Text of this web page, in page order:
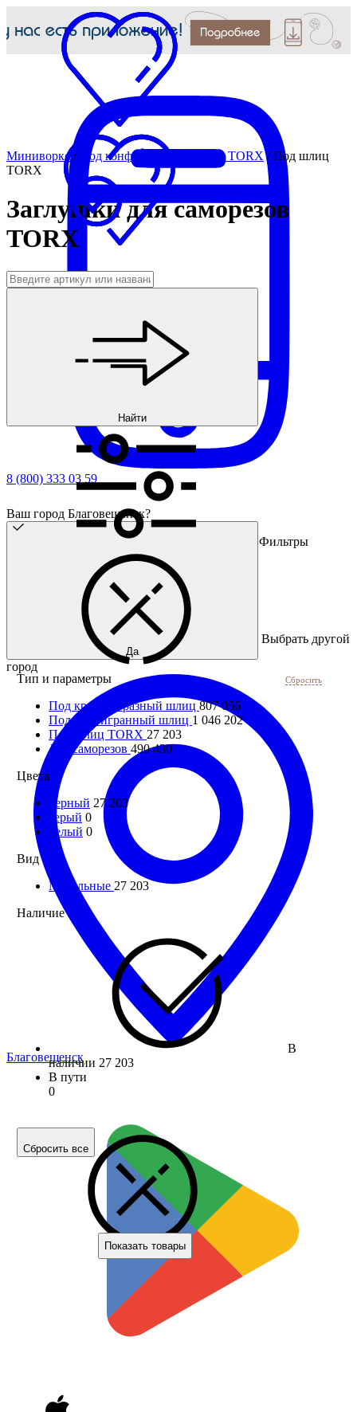
8 (800) 333 03 59
Ваш город Благовещенск?
Да
Выбрать другой
город
Благовещенск
Миниворкс / Под конфирмат, саморезы, TORX /Под шлиц
TORX
Заглушки для саморезов
TORX
Найти
Фильтры
Тип и параметры Сбросить
Под крестообразный шлиц 807 056
Под шестигранный шлиц 1 046 202
Под шлиц TORX 27 203
Для саморезов 490 430
Цвета
черный 27 203
серый 0
белый 0
Вид
Мебельные 27 203
Наличие
В
наличии 27 203
В пути
0
Сбросить все
Показать товары